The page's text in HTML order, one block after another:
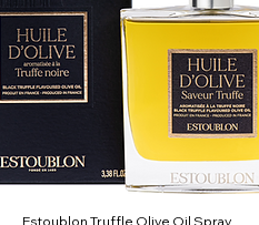
Estoublon Truffle Olive Oil Spray